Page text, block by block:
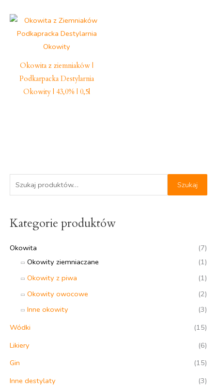
z
k
j
Szukaj
Kategorie produktów
Okowita
(7)
Okowity ziemniaczane
(1)
Okowity z piwa
(1)
Okowity owocowe
(2)
Inne okowity
(3)
Wódki
(15)
Likiery
(6)
Gin
(15)
Inne destylaty
(3)
Okowita z ziemniaków |
Podkarpacka Destylarnia
Okowity | 43,0% | 0,5l